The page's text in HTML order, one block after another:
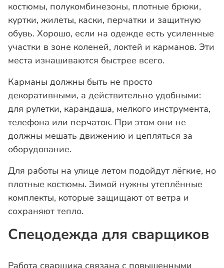
костюмы, полукомбинезоны, плотные брюки,
куртки, жилеты, каски, перчатки и защитную
обувь. Хорошо, если на одежде есть усиленные
участки в зоне коленей, локтей и карманов. Эти
места изнашиваются быстрее всего.
Карманы должны быть не просто
декоративными, а действительно удобными:
для рулетки, карандаша, мелкого инструмента,
телефона или перчаток. При этом они не
должны мешать движению и цепляться за
оборудование.
Для работы на улице летом подойдут лёгкие, но
плотные костюмы. Зимой нужны утеплённые
комплекты, которые защищают от ветра и
сохраняют тепло.
Спецодежда для сварщиков